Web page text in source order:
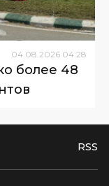
04 08 2026 04:28
более 48
RSS